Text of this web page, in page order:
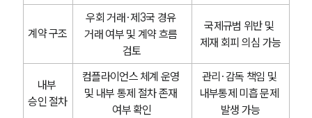
계약 구조
우회 거래·제3국 경유
거래 여부 및 계약 흐름
검토
국제규범 위반 및
제재 회피 의심 가능
내부
승인 절차
컴플라이언스 체계 운영
및 내부 통제 절차 존재
여부 확인
관리·감독 책임 및
내부통제 미흡 문제
발생 가능